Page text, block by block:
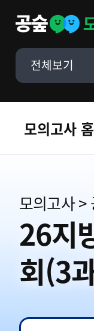
전체보기
모의고사 홈
모의고사>
26지
회(3